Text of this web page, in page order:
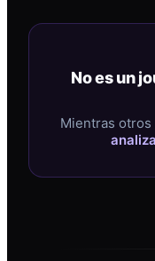
No es un
Mientras